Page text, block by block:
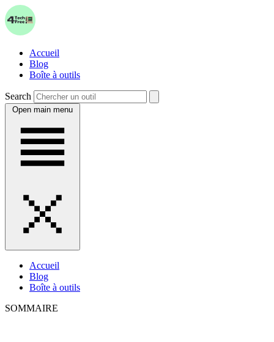
Accueil
Blog
Boîte à outils
Search
Open main menu
Accueil
Blog
Boîte à outils
SOMMAIRE